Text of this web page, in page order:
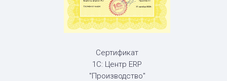
Сертификат
1С: Центр ERP
"Производство"